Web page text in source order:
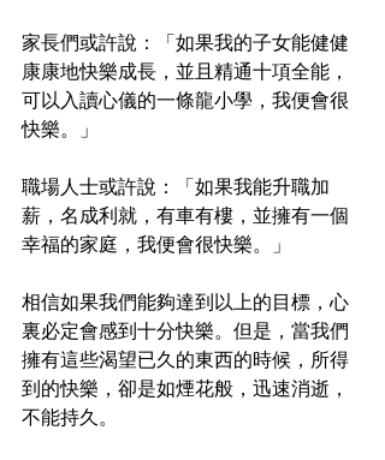
家長們或許說：「如果我的子女能健健
康康地快樂成長，並且精通十項全能，
可以入讀心儀的一條龍小學，我便會很
快樂。」
職場人士或許說：「如果我能升職加
薪，名成利就，有車有樓，並擁有一個
幸福的家庭，我便會很快樂。」
相信如果我們能夠達到以上的目標，心
裏必定會感到十分快樂。但是，當我們
擁有這些渴望已久的東西的時候，所得
到的快樂，卻是如煙花般，迅速消逝，
不能持久。